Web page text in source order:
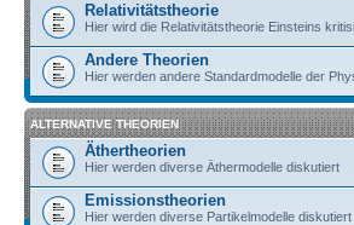
Relativitätstheorie
Hier wird die Relativitätstheorie Einsteins
Andere Theorien
Hier werden andere Standardmodelle der
ALTERNATIVE THEORIEN
Äthertheorien
Hier werden diverse Äthermodelle diskutiert
Emissionstheorien
Hier werden diverse Partikelmodelle diskutiert